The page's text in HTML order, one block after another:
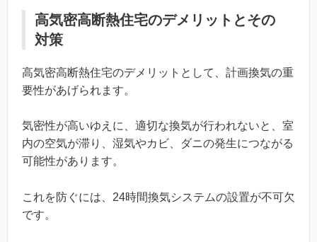
高気密高断熱住宅のデメリットとその
対策
高気密高断熱住宅のデメリットとして、計画換気の重
要性があげられます。
気密性が高いゆえに、適切な換気が行われないと、室
内の空気が滞り、湿気やカビ、ダニの発生につながる
可能性があります。
これを防ぐには、24時間換気システムの設置が不可欠
です。